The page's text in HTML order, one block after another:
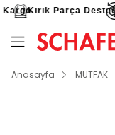
Kırık Parça Desteği
Anasayfa MUTFAK